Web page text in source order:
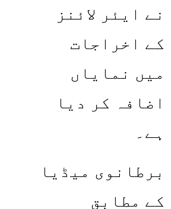
نے ایئر لائنز
کے اخراجات
میں نمایاں
اضافہ کر دیا
ہے۔
برطانوی میڈیا
کے مطابق